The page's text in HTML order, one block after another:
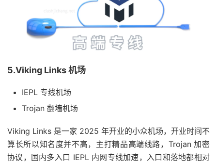
5.Viking Links 机场
IEPL 专线机场
Trojan 翻墙机场
Viking Links 是一家 2025 年开业的小众机场，开业时间不
算长所以知名度并不高，主打精品高端线路，Trojan 加密
协议，国内多入口 IEPL 内网专线加速，入口和落地都相对